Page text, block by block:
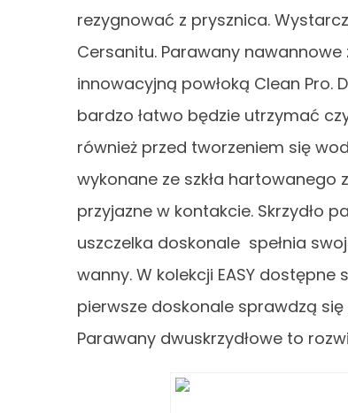
rezygnować z prysznica.
Cersanitu. Parawany
innowacyjną powłoką Clean
bardzo łatwo będzie utrzymać
również przed tworzeniem się
wykonane ze szkła
przyjazne w kontakcie. Skrzydło
uszczelka doskonale spełnia
wanny. W kolekcji EASY
pierwsze doskonale sprawdzą się
Parawany dwuskrzydłowe to